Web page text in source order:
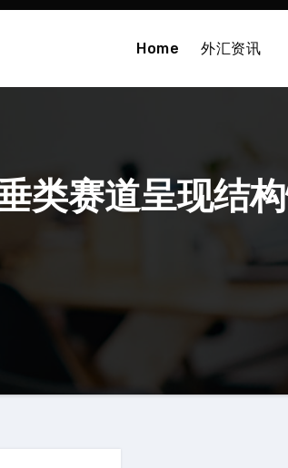
Home 外汇资讯
类赛道呈现结